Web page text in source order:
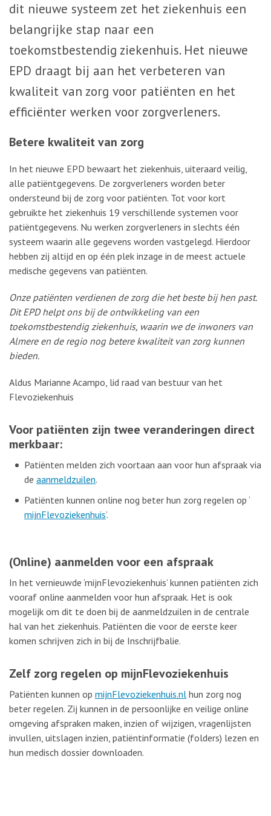
dit nieuwe systeem zet het ziekenhuis een
belangrijke stap naar een
toekomstbestendig ziekenhuis. Het nieuwe
EPD draagt bij aan het verbeteren van
kwaliteit van zorg voor patiënten en het
efficiënter werken voor zorgverleners.
Betere kwaliteit van zorg
In het nieuwe EPD bewaart het ziekenhuis, uiteraard veilig,
alle patiëntgegevens. De zorgverleners worden beter
ondersteund bij de zorg voor patiënten. Tot voor kort
gebruikte het ziekenhuis 19 verschillende systemen voor
patiëntgegevens. Nu werken zorgverleners in slechts één
systeem waarin alle gegevens worden vastgelegd. Hierdoor
hebben zij altijd en op één plek inzage in de meest actuele
medische gegevens van patiënten.
Onze patiënten verdienen de zorg die het beste bij hen past.
Dit EPD helpt ons bij de ontwikkeling van een
toekomstbestendig ziekenhuis, waarin we de inwoners van
Almere en de regio nog betere kwaliteit van zorg kunnen
bieden.
Aldus Marianne Acampo, lid raad van bestuur van het
Flevoziekenhuis
Voor patiënten zijn twee veranderingen direct
merkbaar:
Patiënten melden zich voortaan aan voor hun afspraak via
de aanmeldzuilen.
Patiënten kunnen online nog beter hun zorg regelen op ‘
mijnFlevoziekenhuis’.
(Online) aanmelden voor een afspraak
In het vernieuwde ‘mijnFlevoziekenhuis’ kunnen patiënten zich
vooraf online aanmelden voor hun afspraak. Het is ook
mogelijk om dit te doen bij de aanmeldzuilen in de centrale
hal van het ziekenhuis. Patiënten die voor de eerste keer
komen schrijven zich in bij de Inschrijfbalie.
Zelf zorg regelen op mijnFlevoziekenhuis
Patiënten kunnen op mijnFlevoziekenhuis.nl hun zorg nog
beter regelen. Zij kunnen in de persoonlijke en veilige online
omgeving afspraken maken, inzien of wijzigen, vragenlijsten
invullen, uitslagen inzien, patiëntinformatie (folders) lezen en
hun medisch dossier downloaden.